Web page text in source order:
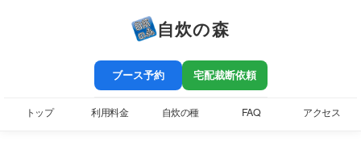
自炊の森
ブース予約 宅配裁断依頼
トップ 利用料金 自炊の種 FAQ アクセス